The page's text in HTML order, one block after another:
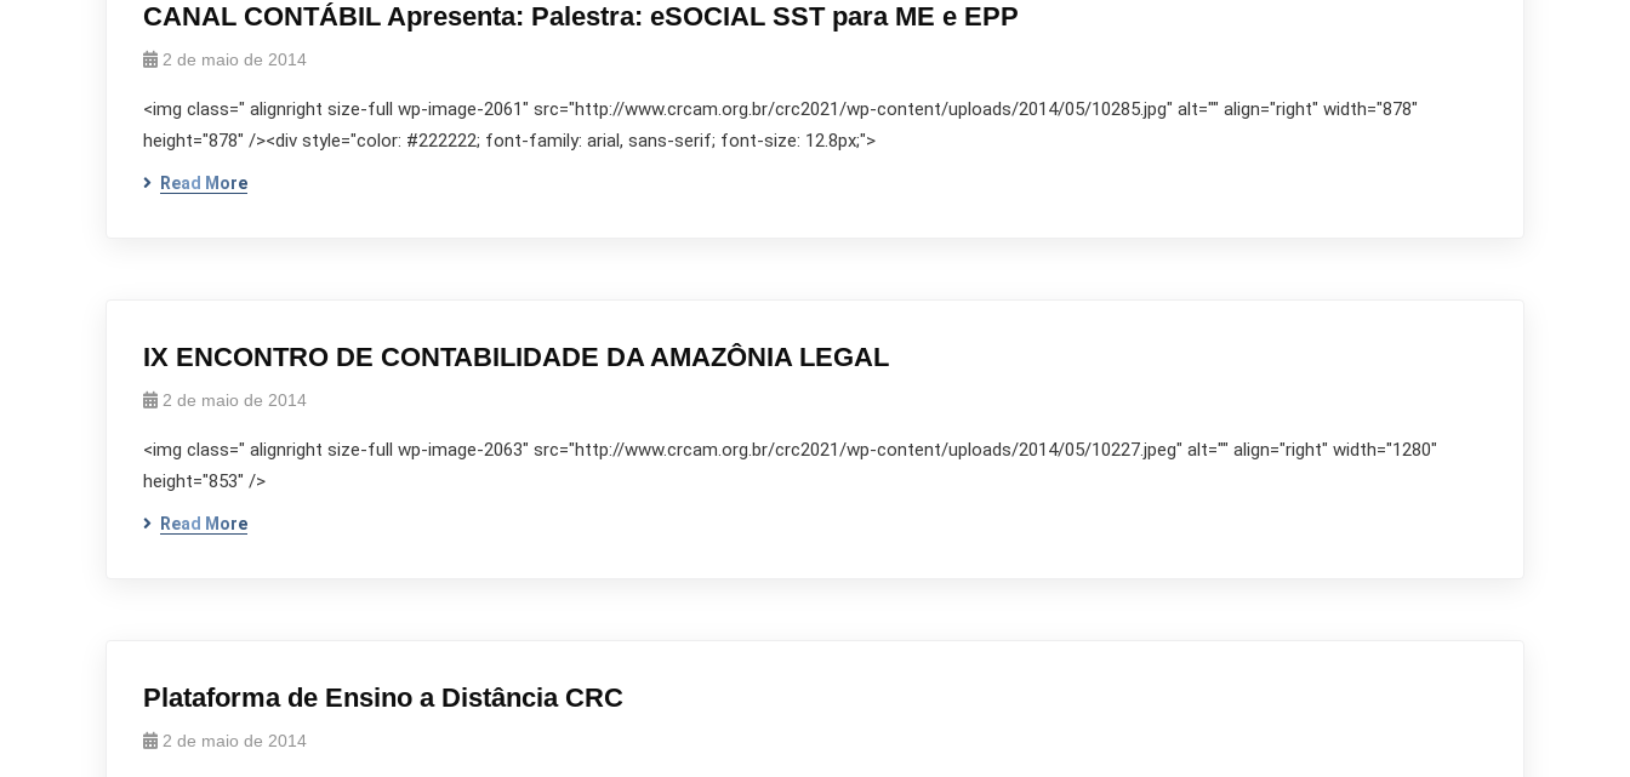
CANAL CONTÁBIL Apresenta: Palestra: eSOCIAL SST para ME e EPP
2 de maio de 2014
<img class=" alignright size-full wp-image-2061" src="http://www.crcam.org.br/crc2021/wp-content/uploads/2014/05/10285.jpg" alt="" align="right" width="878"
height="878" /><div style="color: #222222; font-family: arial, sans-serif; font-size: 12.8px;">
Read More
IX ENCONTRO DE CONTABILIDADE DA AMAZÔNIA LEGAL
2 de maio de 2014
<img class=" alignright size-full wp-image-2063" src="http://www.crcam.org.br/crc2021/wp-content/uploads/2014/05/10227.jpeg" alt="" align="right" width="1280"
height="853" />
Read More
Plataforma de Ensino a Distância CRC
2 de maio de 2014